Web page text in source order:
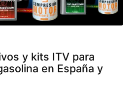
y kits ITV para
en España y